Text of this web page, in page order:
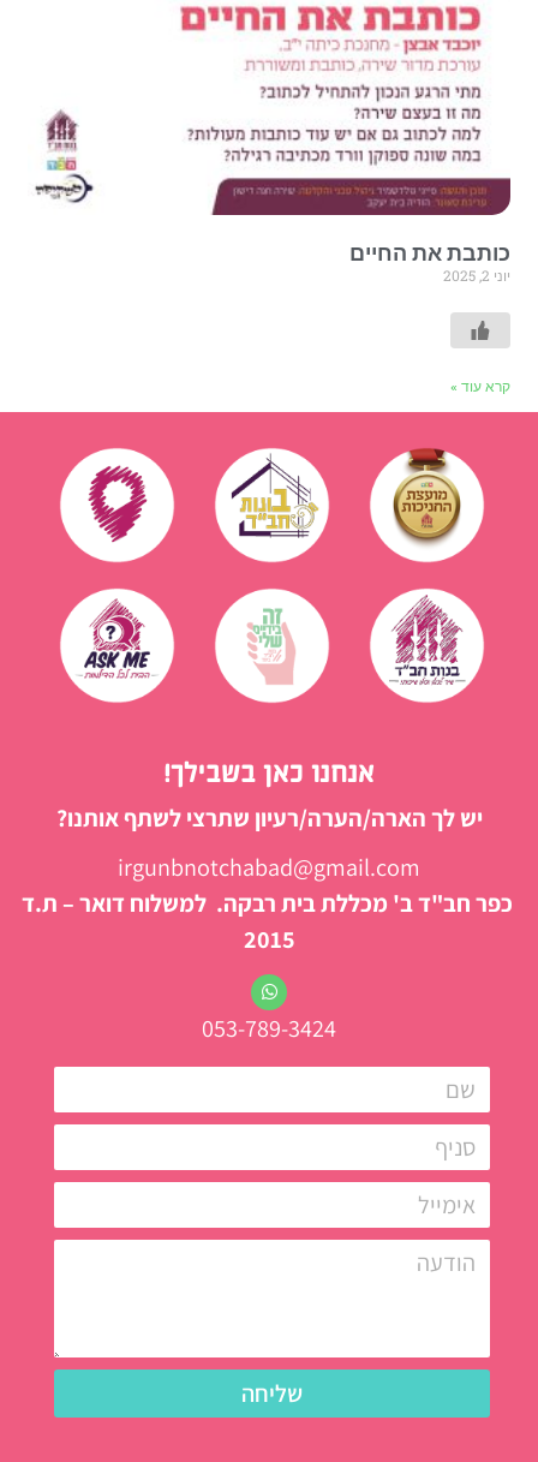
כותבת את החיים
יוני 2, 2025
קרא עוד »
אנחנו כאן בשבילך!
יש לך הארה/הערה/רעיון שתרצי לשתף אותנו?
irgunbnotchabad@gmail.com
כפר חב"ד ב' מכללת בית רבקה. למשלוח דואר – ת.ד
2015
053-789-3424
שליחה